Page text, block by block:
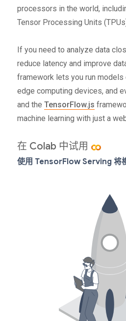
processors in the world,
Tensor Processing Units
If you need to analyze data
reduce latency and improve
framework lets you run
edge computing devices, and
and the TensorFlow.js
machine learning with just a
在 Colab 中试用
使用 TensorFlow Serving 将